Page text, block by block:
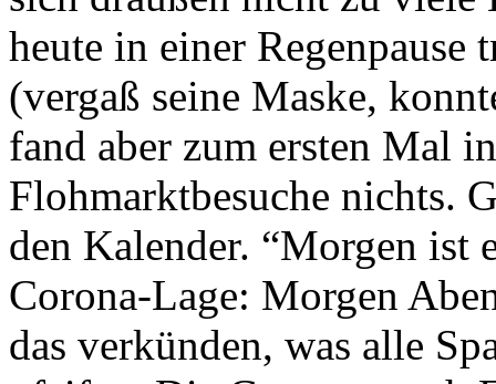
heute in einer
(vergaß seine Maske,
fand aber zum ersten Mal
Flohmarktbesuche nichts.
den Kalender. “Morgen ist
Corona-Lage: Morgen
das verkünden, was alle